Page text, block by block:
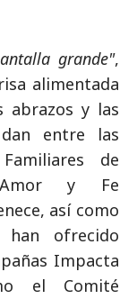
grande",
alimentada
abrazos y las
entre las
de
Amor y Fe
así como
han ofrecido
Impacta
el Comité